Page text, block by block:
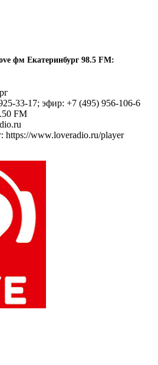
фм Екатеринбург 98.5 FM:
33-17; эфир: +7 (495) 956-106-6
FM
www.loveradio.ru/player